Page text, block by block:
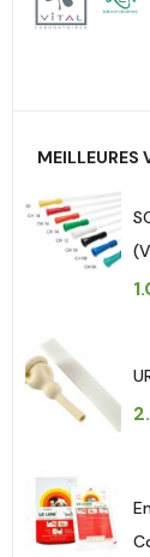
MEILLEURES